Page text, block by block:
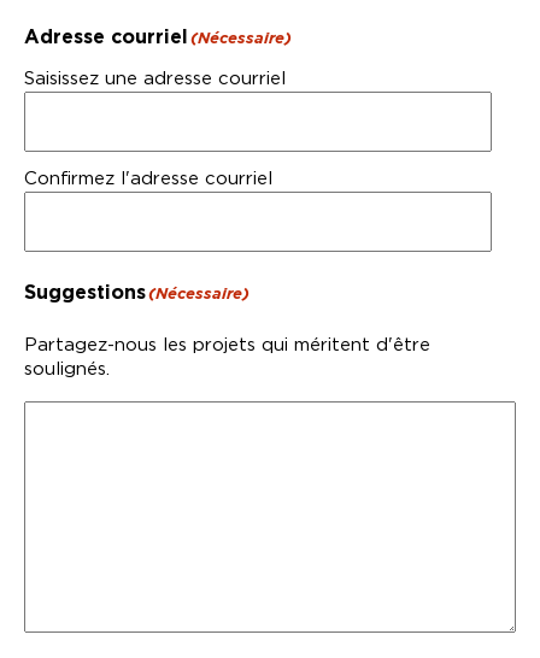
Adresse courriel (Nécessaire)
Saisissez une adresse courriel
Confirmez l'adresse courriel
Suggestions(Nécessaire)
Partagez-nous les projets qui méritent d'être
soulignés.